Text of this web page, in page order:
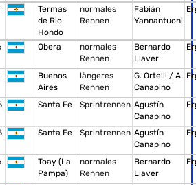
Termas
de Rio
Hondo
normales
Rennen
Fabián
Yannantuoni
Obera
normales
Rennen
Bernardo
Llaver
Buenos
Aires
längeres
Rennen
G. Ortelli / A.
Canapino
Santa Fe Sprintrennen Agustín
Canapino
Santa Fe Sprintrennen Agustín
Canapino
Toay (La
Pampa)
normales
Rennen
Bernardo
Llaver